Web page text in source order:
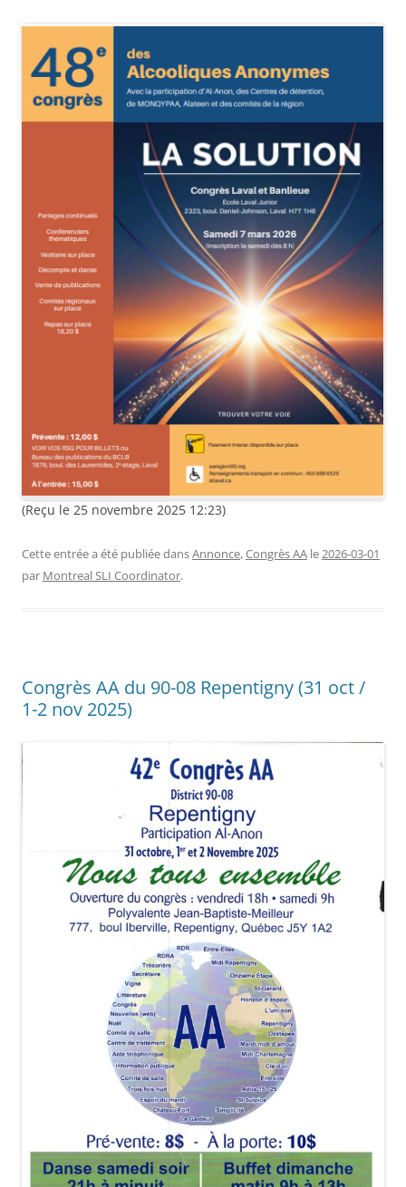
(Reçu le 25 novembre 2025 12:23)
Cette entrée a été publiée dansAnnonce,Congrès AA le2026-03-01
par Montreal SLI Coordinator.
Congrès AA du 90-08 Repentigny (31 oct /
1-2 nov 2025)